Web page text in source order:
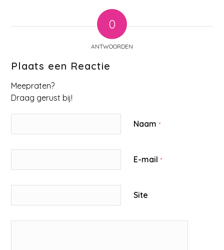
0
ANTWOORDEN
Plaats een Reactie
Meepraten?
Draag gerust bij!
Naam*
E-mail*
Site